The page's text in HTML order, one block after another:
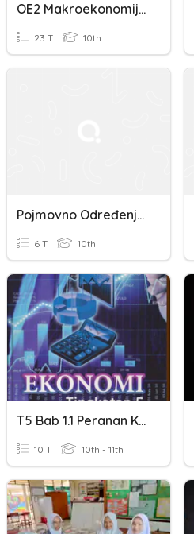
OE2 Makroekonomija - Ponavljanje
23 T 10th
Pojmovno Određenje Makroekonomije
6 T 10th
T5 Bab 1.1 Peranan Kerajaan Dalam Ekonomi (JU Ekonomi PP)
10 T 10th - 11th